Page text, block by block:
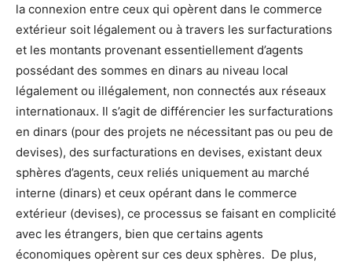
la connexion entre ceux qui opèrent dans le commerce
extérieur soit légalement ou à travers les surfacturations
et les montants provenant essentiellement d’agents
possédant des sommes en dinars au niveau local
légalement ou illégalement, non connectés aux réseaux
internationaux. Il s’agit de différencier les surfacturations
en dinars (pour des projets ne nécessitant pas ou peu de
devises), des surfacturations en devises, existant deux
sphères d’agents, ceux reliés uniquement au marché
interne (dinars) et ceux opérant dans le commerce
extérieur (devises), ce processus se faisant en complicité
avec les étrangers, bien que certains agents
économiques opèrent sur ces deux sphères. De plus,